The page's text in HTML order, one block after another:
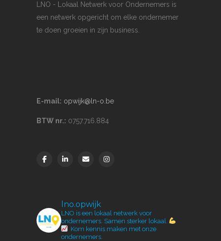
LNO - Lokaal Netwerk voor Ondernemers is
een netwerk opgericht om elke ondernemer
te doen groeien in zijn business.
E-mail: opwijk@ln-o.be
BTW nr.: 0757.716.884
lno.opwijk
LNO is een lokaal netwerk voor
ondernemers. Samen sterker lokaal.
Kom kennis maken met onze
ondernemers.